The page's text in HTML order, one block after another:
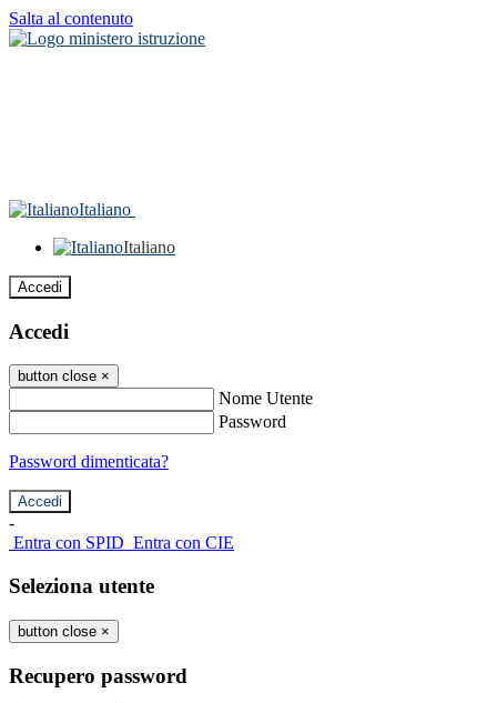
Salta al contenuto
Italiano
Italiano
Accedi
Accedi
button close ×
Nome Utente
Password
Password dimenticata?
-
Entra con SPID Entra con CIE
Seleziona utente
button close ×
Recupero password